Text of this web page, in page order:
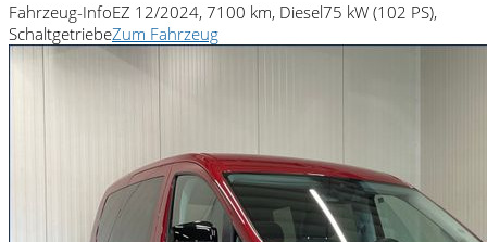
Fahrzeug-InfoEZ 12/2024, 7100 km, Diesel75 kW (102 PS),
SchaltgetriebeZum Fahrzeug